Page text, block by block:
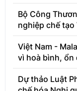
Bộ Công
nghiệp chế tạo
Việt Nam -
vì hoà bình,
Dự thảo Luật